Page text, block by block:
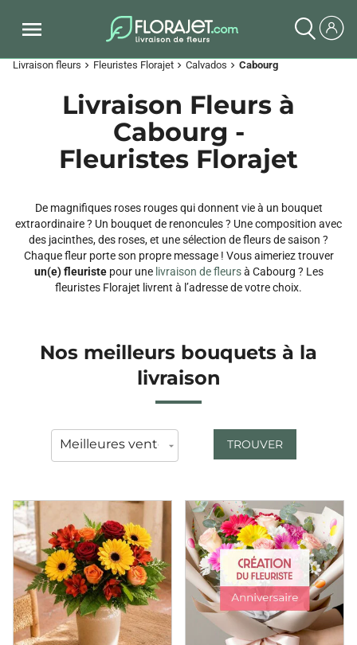
Livraison fleurs chevron_right Fleuristes Florajet chevron_right Calvados chevron_right Cabourg
Livraison Fleurs à
Cabourg -
Fleuristes Florajet
De magnifiques roses rouges qui donnent vie à un bouquet
extraordinaire ? Un bouquet de renoncules ? Une composition avec
des jacinthes, des roses, et une sélection de fleurs de saison ?
Chaque fleur porte son propre message ! Vous aimeriez trouver
un(e) fleuristepour une livraison de fleursà Cabourg ? Les
fleuristes Florajet livrent à l’adresse de votre choix.
Nos meilleurs bouquets à la
livraison
TROUVER